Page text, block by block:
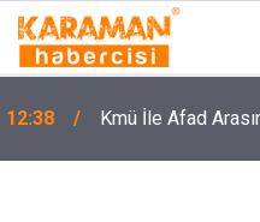
12:38 Kmü İle Afad